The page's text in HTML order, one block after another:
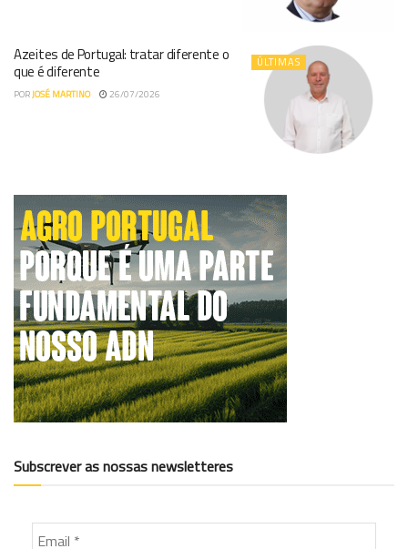
ÚLTIMAS
Azeites de Portugal: tratar diferente o
que é diferente
PORJOSÉ MARTINO 26/07/2026
Subscrever as nossas newsletteres